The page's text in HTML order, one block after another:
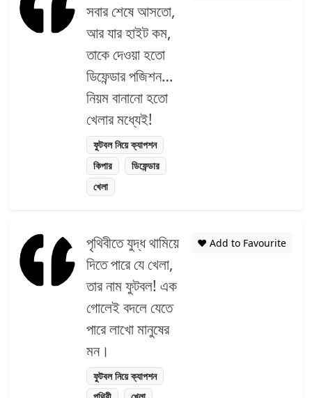
সবার শেষে আসতো,
আর যার হাইট কম,
তাকে দেওয়া হতো
ডিফেন্ডার পজিশন…
নিয়ম বানানো হতো
খেলার মধ্যেই!
ফুটবল নিয়ে ক্যাপশন
কিপার
ডিফেন্ডার
খেলা
পৃথিবীতে যুদ্ধ থামিয়ে
দিতে পারে যে খেলা,
তার নাম ফুটবল! এক
গোলেই বদলে যেতে
পারে লাখো মানুষের
মন।
ফুটবল নিয়ে ক্যাপশন
❤️ Add to Favourite